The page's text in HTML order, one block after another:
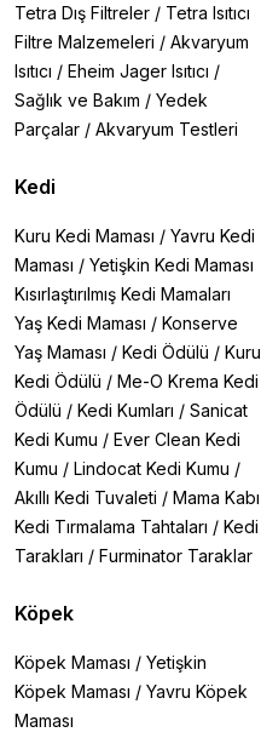
Tetra Dış Filtreler / Tetra Isıtıcı
Filtre Malzemeleri / Akvaryum
Isıtıcı / Eheim Jager Isıtıcı /
Sağlık ve Bakım / Yedek
Parçalar / Akvaryum Testleri
Kedi
Kuru Kedi Maması / Yavru Kedi
Maması / Yetişkin Kedi Maması
Kısırlaştırılmış Kedi Mamaları
Yaş Kedi Maması / Konserve
Yaş Maması / Kedi Ödülü / Kuru
Kedi Ödülü / Me-O Krema Kedi
Ödülü / Kedi Kumları / Sanicat
Kedi Kumu / Ever Clean Kedi
Kumu / Lindocat Kedi Kumu /
Akıllı Kedi Tuvaleti / Mama Kabı
Kedi Tırmalama Tahtaları / Kedi
Tarakları / Furminator Taraklar
Köpek
Köpek Maması / Yetişkin
Köpek Maması / Yavru Köpek
Maması